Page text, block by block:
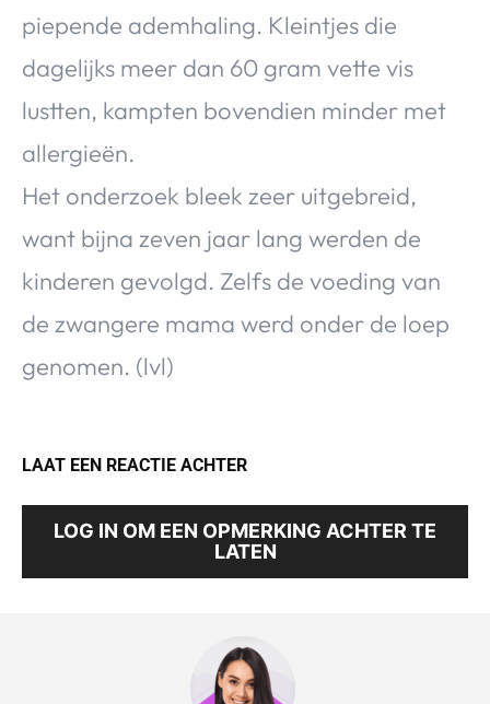
piepende ademhaling. Kleintjes die
dagelijks meer dan 60 gram vette vis
lustten, kampten bovendien minder met
allergieën.
Het onderzoek bleek zeer uitgebreid,
want bijna zeven jaar lang werden de
kinderen gevolgd. Zelfs de voeding van
de zwangere mama werd onder de loep
genomen. (lvl)
LAAT EEN REACTIE ACHTER
LOG IN OM EEN OPMERKING ACHTER TE
LATEN